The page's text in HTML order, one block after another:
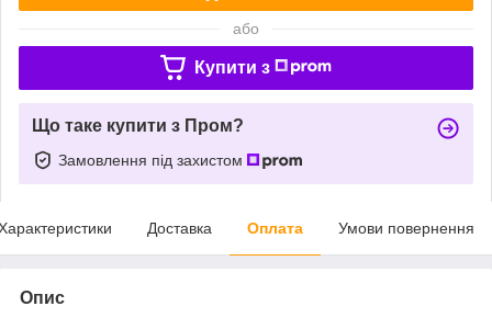
або
Купити з
Що таке купити з Пром?
Замовлення під захистом
Доставка Оплата Умови повернення
Опис